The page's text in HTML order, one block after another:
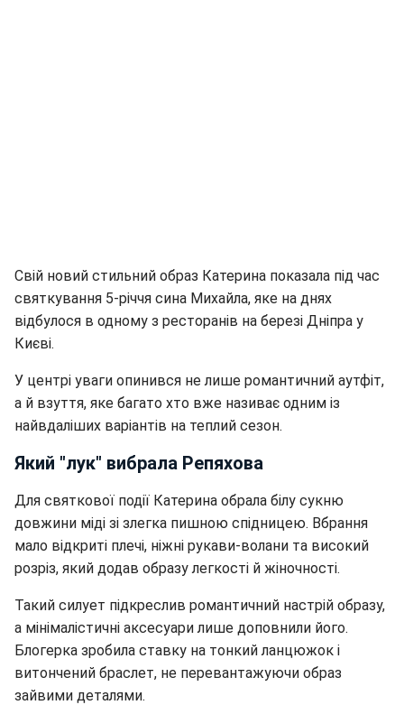
Свій новий стильний образ Катерина показала під час
святкування 5-річчя сина Михайла, яке на днях
відбулося в одному з ресторанів на березі Дніпра у
Києві.
У центрі уваги опинився не лише романтичний аутфіт,
а й взуття, яке багато хто вже називає одним із
найвдаліших варіантів на теплий сезон.
Який "лук" вибрала Репяхова
Для святкової події Катерина обрала білу сукню
довжини міді зі злегка пишною спідницею. Вбрання
мало відкриті плечі, ніжні рукави-волани та високий
розріз, який додав образу легкості й жіночності.
Такий силует підкреслив романтичний настрій образу,
а мінімалістичні аксесуари лише доповнили його.
Блогерка зробила ставку на тонкий ланцюжок і
витончений браслет, не перевантажуючи образ
зайвими деталями.